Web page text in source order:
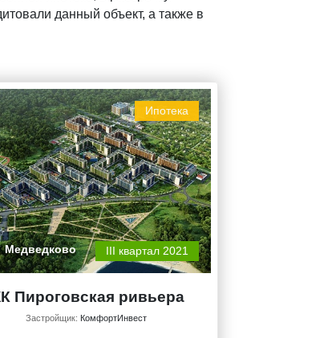
данный объект, а также в
Ипотека
Медведково III квартал 2021
Пироговская ривьера
Застройщик: КомфортИнвест